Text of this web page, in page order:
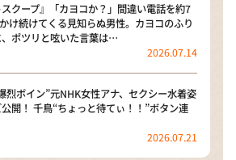
スクープ』「カヨコか？」間違い電話を約7
け続けてくる見知らぬ男性。カヨコのふり
ポツリと呟いた言葉は…
2026.07.14
烈ボイン”元NHK女性アナ、セクシー水着姿
開！ 千鳥“ちょっと待てぃ！！”ボタン連
2026.07.21